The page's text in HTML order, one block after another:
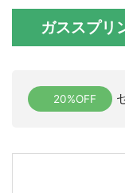
ガススプ
20%OFF